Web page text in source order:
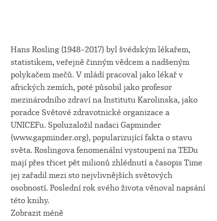
Hans Rosling (1948–2017) byl švédským lékařem,
statistikem, veřejně činným vědcem a nadšeným
polykačem mečů. V mládí pracoval jako lékař v
afrických zemích, poté působil jako profesor
mezinárodního zdraví na Institutu Karolinska, jako
poradce Světové zdravotnické organizace a
UNICEFu. Spoluzaložil nadaci Gapminder
(www.gapminder.org), popularizující fakta o stavu
světa. Roslingova fenomenální vystoupení na TEDu
mají přes třicet pět milionů zhlédnutí a časopis Time
jej zařadil mezi sto nejvlivnějších světových
osobností. Poslední rok svého života věnoval napsání
této knihy.
Zobrazit méně